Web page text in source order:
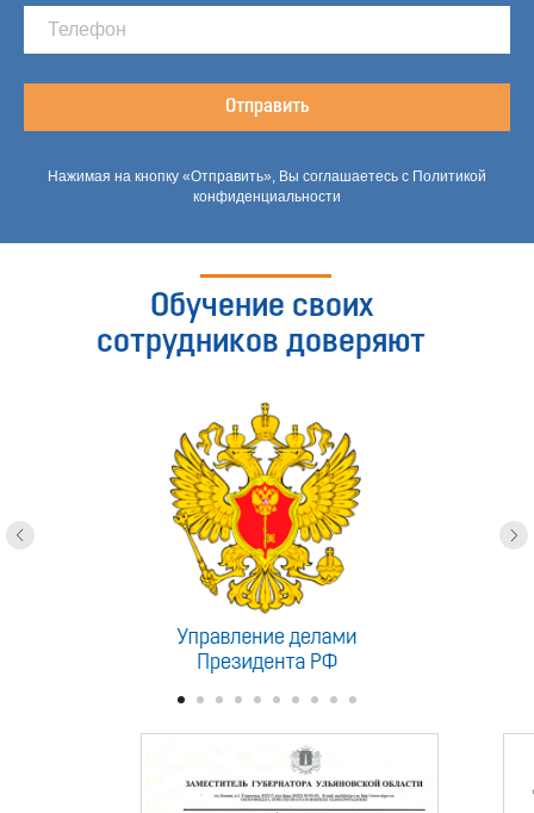
Отправить
Нажимая на кнопку «Отправить», Вы соглашаетесь с Политикой
конфиденциальности
Обучение своих
сотрудников доверяют